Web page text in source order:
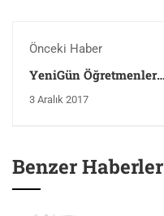
Önceki Haber
YeniGün Öğretmenler
3 Aralık 2017
Benzer Haberler